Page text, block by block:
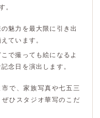
。
魅力を最大限に引き出
ています。
こで撮っても絵になるよ
念日を演出します。
で、家族写真や七五三
ひスタジオ華写のこだ